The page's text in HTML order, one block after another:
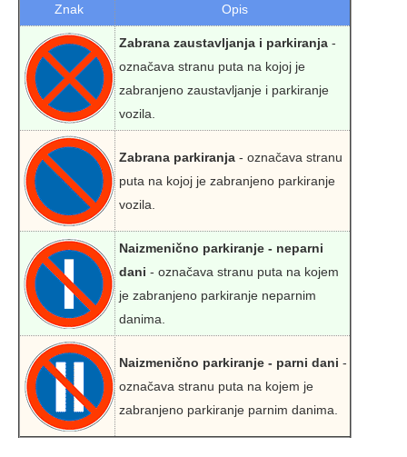
Znak Opis
Zabrana zaustavljanja i parkiranja -
označava stranu puta na kojoj je
zabranjeno zaustavljanje i parkiranje
vozila.
Zabrana parkiranja - označava stranu
puta na kojoj je zabranjeno parkiranje
vozila.
Naizmenično parkiranje - neparni
dani - označava stranu puta na kojem
je zabranjeno parkiranje neparnim
danima.
Naizmenično parkiranje - parni dani -
označava stranu puta na kojem je
zabranjeno parkiranje parnim danima.